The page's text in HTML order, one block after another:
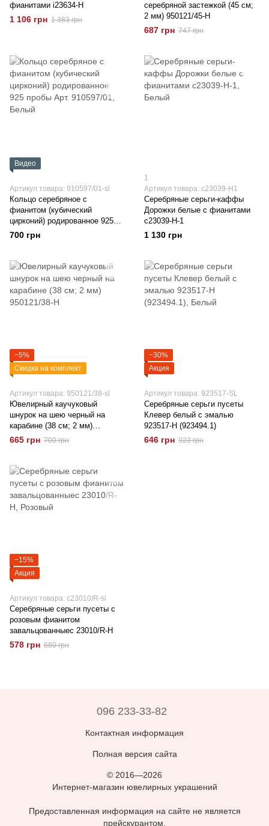
фианитами i23634-H
1 106 грн 1 383 грн
серебряной застежкой (45 см;
2 мм) 950121/45-H
687 грн 747 грн
Видео
Артикул товара: 910597/01-sl
Кольцо серебряное с
фианитом (кубический
цирконий) родированное 925
пробы Арт. 910597/01
700 грн
1
Артикул товара: с23039-H1
Серебряные серьги-каффы
Дорожки белые с фианитами
с23039-H-1
1 130 грн
−5%
Скидка на комплект
Артикул товара: 950121/38-sl
Ювелирный каучуковый
шнурок на шею черный на
карабине (38 см; 2 мм)
950121/38-H
665 грн 700 грн
−30%
Акция
Артикул товара: 923517-SL
Серебряные серьги пусеты
Клевер белый с эмалью
923517-H (923494.1)
646 грн 923 грн
−15%
Акция
Артикул товара: c23010/R-sl
Серебряные серьги пусеты с
розовым фианитом
завальцованныеc 23010/R-Н
578 грн 680 грн
096 233-33-82
Контактная информация
Полная версия сайта
© 2016—2026
Интернет-магазин ювелирных украшений
Предоставленная информация на сайте не является
прейскурантом,